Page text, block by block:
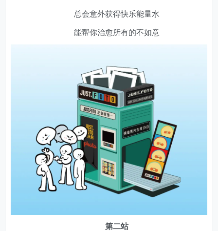
总会意外获得快乐能量水
能帮你治愈所有的不如意
第二站